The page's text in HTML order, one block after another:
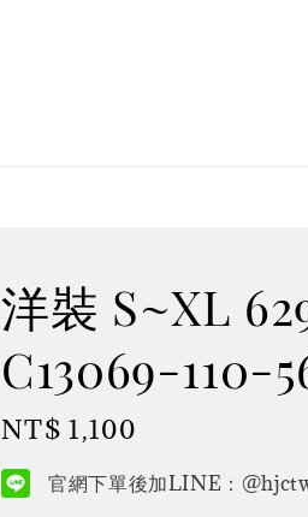
洋裝 S~XL
C13069-110-
Regular
price
NT$ 1,100
官網下單後加LINE：